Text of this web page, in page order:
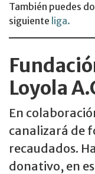
También puedes
siguiente liga.
Loyola
En
canalizará de
recaudados.
donativo, en